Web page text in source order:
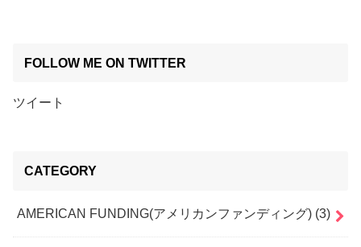
FOLLOW ME ON TWITTER
ツイート
CATEGORY
AMERICAN FUNDING(アメリカンファンディング) (3)